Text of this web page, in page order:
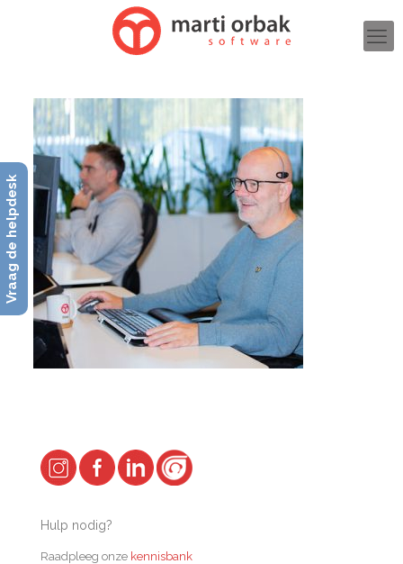
Hulp nodig?
Raadpleeg onze kennisbank
Vraag de helpdesk